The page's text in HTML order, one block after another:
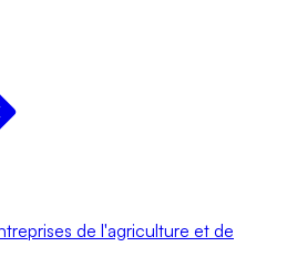
de l'agriculture et de